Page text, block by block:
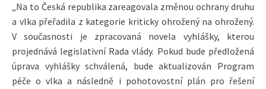
„Na to Česká republika zareagovala změnou ochrany druhu
a vlka přeřadila z kategorie kriticky ohrožený na ohrožený.
V současnosti je zpracovaná novela vyhlášky, kterou
projednává legislativní Rada vlády. Pokud bude předložená
úprava vyhlášky schválená, bude aktualizován Program
péče o vlka a následně i pohotovostní plán pro řešení